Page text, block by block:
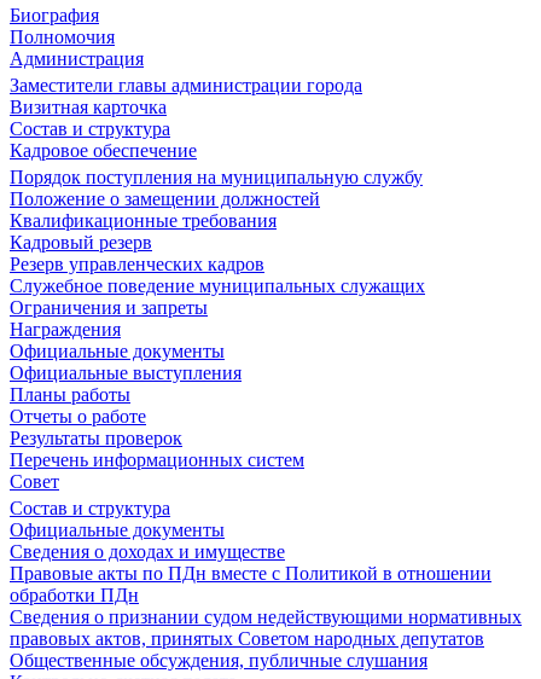
Биография
Полномочия
Администрация
Заместители главы администрации города
Визитная карточка
Состав и структура
Кадровое обеспечение
Порядок поступления на муниципальную службу
Положение о замещении должностей
Квалификационные требования
Кадровый резерв
Резерв управленческих кадров
Служебное поведение муниципальных служащих
Ограничения и запреты
Награждения
Официальные документы
Официальные выступления
Планы работы
Отчеты о работе
Результаты проверок
Перечень информационных систем
Совет
Состав и структура
Официальные документы
Сведения о доходах и имуществе
Правовые акты по ПДн вместе с Политикой в отношении
обработки ПДн
Сведения о признании судом недействующими нормативных
правовых актов, принятых Советом народных депутатов
Общественные обсуждения, публичные слушания